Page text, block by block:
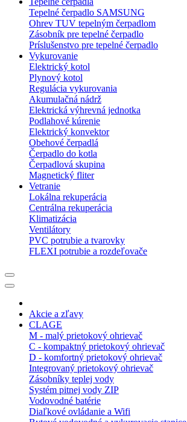
Tepelné čerpadlo SAMSUNG
Ohrev TUV tepelným čerpadlom
Zásobník pre tepelné čerpadlo
Príslušenstvo pre tepelné čerpadlo
Vykurovanie
Elektrický kotol
Plynový kotol
Regulácia vykurovania
Akumulačná nádrž
Elektrická výhrevná jednotka
Podlahové kúrenie
Elektrický konvektor
Obehové čerpadlá
Čerpadlo do kotla
Čerpadlová skupina
Magnetický fliter
Vetranie
Lokálna rekuperácia
Centrálna rekuperácia
Klimatizácia
Ventilátory
PVC potrubie a tvarovky
FLEXI potrubie a rozdeľovače
Akcie a zľavy
CLAGE
M - malý prietokový ohrievač
C - kompaktný prietokový ohrievač
D - komfortný prietokový ohrievač
Integrovaný prietokový ohrievač
Zásobníky teplej vody
Systém pitnej vody ZIP
Vodovodné batérie
Diaľkové ovládanie a Wifi